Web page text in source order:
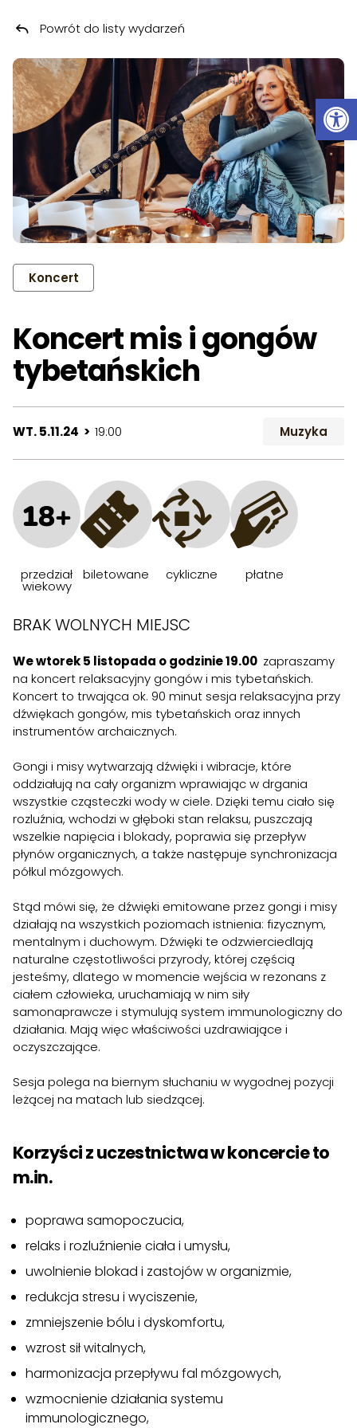
Przeskocz do treści
Koncert
Koncert mis i gongów
tybetańskich
WT. 5.11.24 > 19:00 Muzyka
18+
przedział
wiekowy
biletowane cykliczne płatne
Powrót do listy wydarzeń
BRAK WOLNYCH MIEJSC
We wtorek 5 listopada o godzinie 19.00 zapraszamy
na koncert relaksacyjny gongów i mis tybetańskich.
Koncert to trwająca ok. 90 minut sesja relaksacyjna przy
dźwiękach gongów, mis tybetańskich oraz innych
instrumentów archaicznych.
Gongi i misy wytwarzają dźwięki i wibracje, które
oddziałują na cały organizm wprawiając w drgania
wszystkie cząsteczki wody w ciele. Dzięki temu ciało się
rozluźnia, wchodzi w głęboki stan relaksu, puszczają
wszelkie napięcia i blokady, poprawia się przepływ
płynów organicznych, a także następuje synchronizacja
półkul mózgowych.
Stąd mówi się, że dźwięki emitowane przez gongi i misy
działają na wszystkich poziomach istnienia: fizycznym,
mentalnym i duchowym. Dźwięki te odzwierciedlają
naturalne częstotliwości przyrody, której częścią
jesteśmy, dlatego w momencie wejścia w rezonans z
ciałem człowieka, uruchamiają w nim siły
samonaprawcze i stymulują system immunologiczny do
działania. Mają więc właściwości uzdrawiające i
oczyszczające.
Sesja polega na biernym słuchaniu w wygodnej pozycji
leżącej na matach lub siedzącej.
Korzyści z uczestnictwa w koncercie to
m.in.
poprawa samopoczucia,
relaks i rozluźnienie ciała i umysłu,
uwolnienie blokad i zastojów w organizmie,
redukcja stresu i wyciszenie,
zmniejszenie bólu i dyskomfortu,
wzrost sił witalnych,
harmonizacja przepływu fal mózgowych,
wzmocnienie działania systemu
immunologicznego,